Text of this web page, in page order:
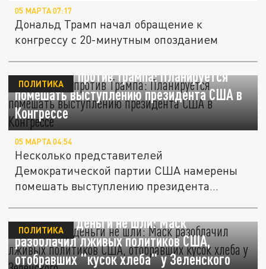
05 МАРТА 07:17
Дональд Трамп начал обращение к
конгрессу с 20-минутным опозданием
Демократы против Трампа: Планируется
помешать выступлению президента США в
Конгрессе
ПОЛИТИКА
05 МАРТА 04:54
Несколько представителей
Демократической партии США намерены
помешать выступлению президента
На Украину деньги не шли: Маск
разоблачил лживых политиков США,
отобравших "кусок хлеба" у Зеленского
ПОЛИТИКА